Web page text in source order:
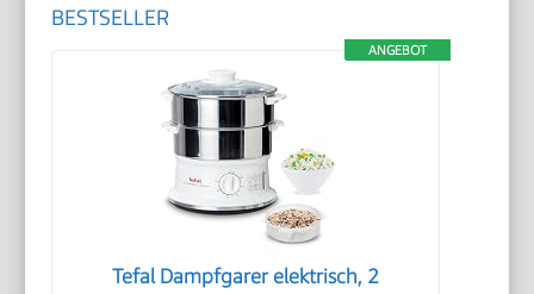
BESTSELLER
ANGEBOT
Tefal Dampfgarer elektrisch, 2